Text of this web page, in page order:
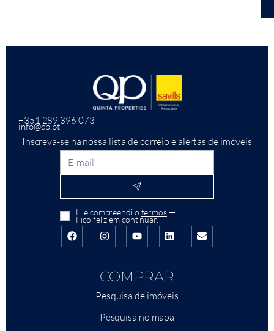
+351 289 396 073
info@qp.pt
Inscreva-se na nossa lista de correio e alertas de imóveis
Li e compreendi o termos—
Fico feliz em continuar.
COMPRAR
Pesquisa de imóveis
Pesquisa no mapa